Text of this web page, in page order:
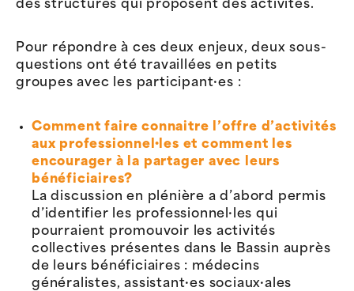
des structures qui proposent des activités.
Pour répondre à ces deux enjeux, deux sous-
questions ont été travaillées en petits
groupes avec les participant·es :
Comment faire connaitre l’offre d’activités
aux professionnel·les et comment les
encourager à la partager avec leurs
bénéficiaires?
La discussion en plénière a d’abord permis
d’identifier les professionnel·les qui
pourraient promouvoir les activités
collectives présentes dans le Bassin auprès
de leurs bénéficiaires : médecins
généralistes, assistant·es sociaux·ales